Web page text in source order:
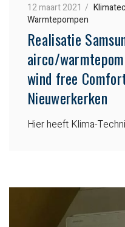
12 maart 2021
Warmtepompen
Realisatie
airco/
wind free
Nieuwerkerken
Hier heeft Klima-